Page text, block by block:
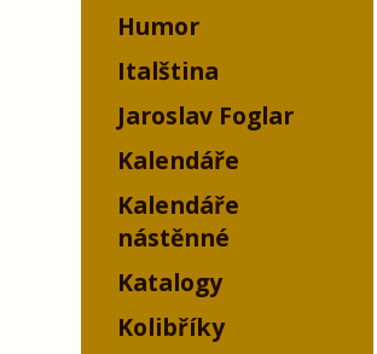
Humor
Italština
Jaroslav Foglar
Kalendáře
Kalendáře
nástěnné
Katalogy
Kolibříky